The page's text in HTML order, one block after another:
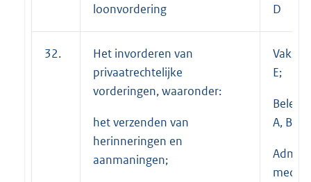
loonvordering
D
32.
Het invorderen van
privaatrechtelijke
vorderingen, waaronder:
het verzenden van
herinneringen en
aanmaningen;
E;
A, B en